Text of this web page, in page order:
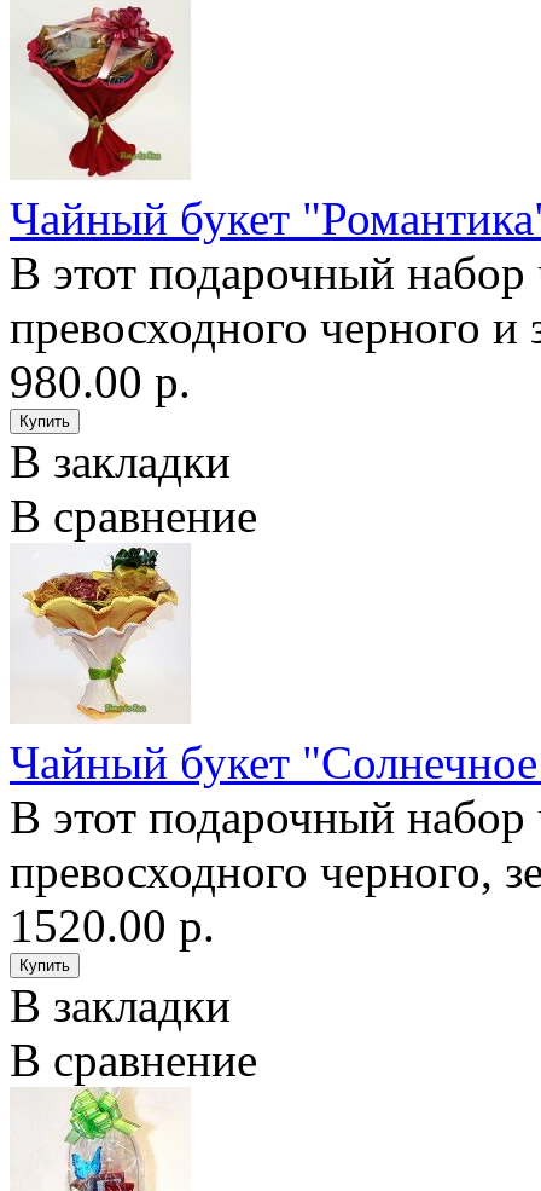
Чайный букет
В этот подарочный набор
превосходного черного
980.00 р.
В закладки
В сравнение
Чайный букет
В этот подарочный набор
превосходного черного,
1520.00 р.
В закладки
В сравнение